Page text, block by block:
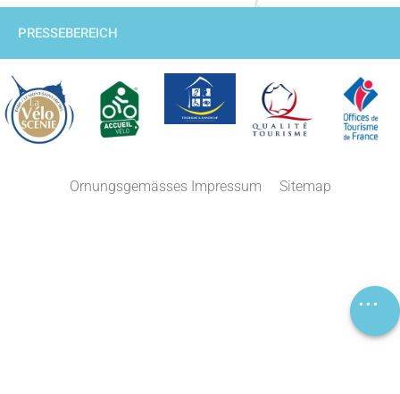
Lageplan
PRESSEBEREICH
Ornungsgemässes Impressum Sitemap